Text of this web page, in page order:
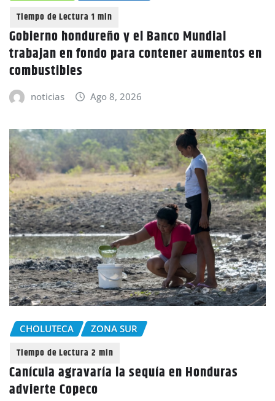
Gobierno hondureño y el Banco Mundial
trabajan en fondo para contener aumentos en
combustibles
noticias Ago 8, 2026
CHOLUTECA ZONA SUR
Canícula agravaría la sequía en Honduras
advierte Copeco